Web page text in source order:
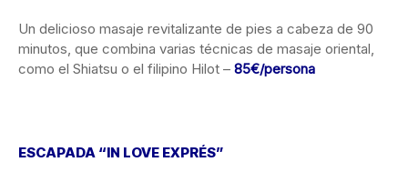
Un delicioso masaje revitalizante de pies a cabeza de 90
minutos, que combina varias técnicas de masaje oriental,
como el Shiatsu o el filipino Hilot – 85€/persona
ESCAPADA “IN LOVE EXPRÉS”